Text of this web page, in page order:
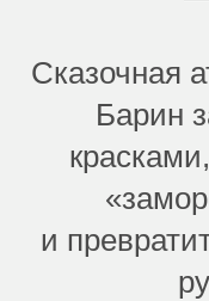
Сказочная
Барин
и